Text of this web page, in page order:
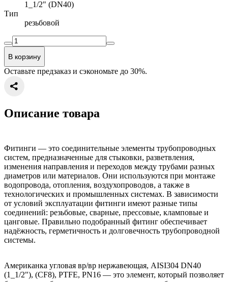
1_1/2" (DN40)
Тип
резьбовой
В корзину
Оставьте предзаказ и сэкономьте до 30%.
Описание товара
Американка угловая вр/вр нержавеющая, AISI304 DN40
(1_1/2"), (CF8), PTFE, PN16 — это элемент, который позволяет
Фитинги — это соединительные элементы трубопроводных
систем, предназначенные для стыковки, разветвления,
изменения направления и переходов между трубами разных
диаметров или материалов. Они используются при монтаже
водопровода, отопления, воздухопроводов, а также в
технологических и промышленных системах. В зависимости
от условий эксплуатации фитинги имеют разные типы
соединений: резьбовые, сварные, прессовые, кламповые и
цанговые. Правильно подобранный фитинг обеспечивает
надёжность, герметичность и долговечность трубопроводной
системы.